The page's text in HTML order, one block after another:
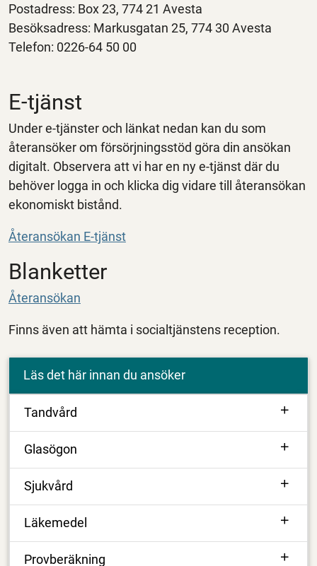
Postadress: Box 23, 774 21 Avesta
Besöksadress: Markusgatan 25, 774 30 Avesta
Telefon: 0226-64 50 00
E-tjänst
Under e-tjänster och länkat nedan kan du som
återansöker om försörjningsstöd göra din ansökan
digitalt. Observera att vi har en ny e-tjänst där du
behöver logga in och klicka dig vidare till återansökan
ekonomiskt bistånd.
Återansökan E-tjänst
Blanketter
Återansökan
Finns även att hämta i socialtjänstens reception.
Läs det här innan du ansöker
Tandvård
Glasögon
Sjukvård
Läkemedel
Provberäkning